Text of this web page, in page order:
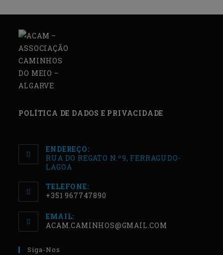
POLÍTICA DE DADOS E PRIVACIDADE
ENDEREÇO:
RUA DO REGATO N.º9, FERRAGUDO-
LAGOA
TELEFONE:
+351 967747890
EMAIL:
ACAM.CAMINHOS@GMAIL.COM
Siga-Nos